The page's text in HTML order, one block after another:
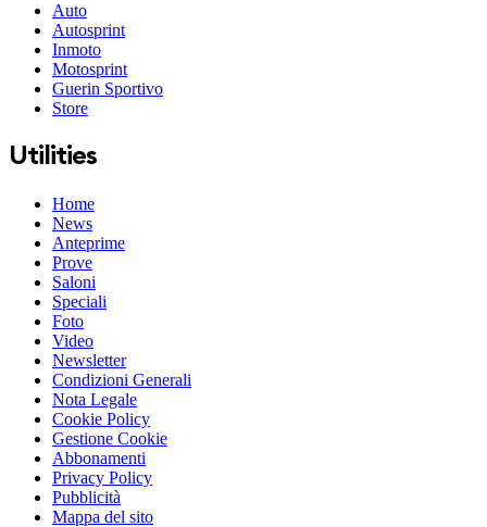
Auto
Autosprint
Inmoto
Motosprint
Guerin Sportivo
Store
Utilities
Home
News
Anteprime
Prove
Saloni
Speciali
Foto
Video
Newsletter
Condizioni Generali
Nota Legale
Cookie Policy
Gestione Cookie
Abbonamenti
Privacy Policy
Pubblicità
Mappa del sito